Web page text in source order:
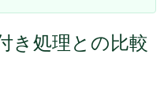
き処理との比較